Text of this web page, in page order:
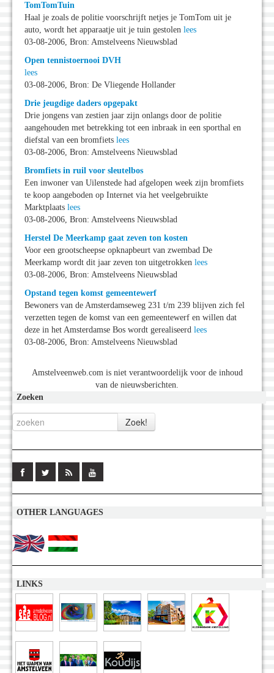
TomTomTuin
Haal je zoals de politie voorschrijft netjes je TomTom uit je
auto, wordt het apparaatje uit je tuin gestolen lees
03-08-2006, Bron: Amstelveens Nieuwsblad
Open tennistoernooi DVH
lees
03-08-2006, Bron: De Vliegende Hollander
Drie jeugdige daders opgepakt
Drie jongens van zestien jaar zijn onlangs door de politie
aangehouden met betrekking tot een inbraak in een sporthal en
diefstal van een bromfiets lees
03-08-2006, Bron: Amstelveens Nieuwsblad
Bromfiets in ruil voor sleutelbos
Een inwoner van Uilenstede had afgelopen week zijn bromfiets
te koop aangeboden op Internet via het veelgebruikte
Marktplaats lees
03-08-2006, Bron: Amstelveens Nieuwsblad
Herstel De Meerkamp gaat zeven ton kosten
Voor een grootscheepse opknapbeurt van zwembad De
Meerkamp wordt dit jaar zeven ton uitgetrokken lees
03-08-2006, Bron: Amstelveens Nieuwsblad
Opstand tegen komst gemeentewerf
Bewoners van de Amsterdamseweg 231 t/m 239 blijven zich fel
verzetten tegen de komst van een gemeentewerf en willen dat
deze in het Amsterdamse Bos wordt gerealiseerd lees
03-08-2006, Bron: Amstelveens Nieuwsblad
Amstelveenweb.com is niet verantwoordelijk voor de inhoud
van de nieuwsberichten.
Zoeken
OTHER LANGUAGES
LINKS